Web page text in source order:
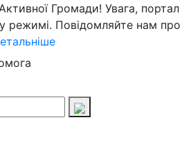
Громади! Увага, портал
режимі. Повідомляйте нам про